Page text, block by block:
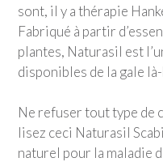
sont, il y a thérapie
Fabriqué à partir
plantes, Naturasil est
disponibles de la gale
Ne refuser tout type de
lisez ceci Naturasil
naturel pour la maladie